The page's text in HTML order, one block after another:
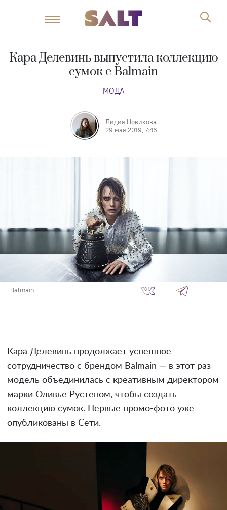
Кара Делевинь выпустила коллекцию
сумок с Balmain
МОДА
Лидия Новикова
29 мая 2019, 7:46
Balmain
Кара Делевинь продолжает успешное
сотрудничество с брендом Balmain — в этот раз
модель объединилась с креативным директором
марки Оливье Рустеном, чтобы создать
коллекцию сумок. Первые промо-фото уже
опубликованы в Сети.